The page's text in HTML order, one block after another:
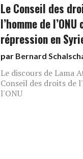
Le Conseil des
l’homme de
répression en
par Bernard
Le discours de Lama
Conseil des droits de
l'ONU